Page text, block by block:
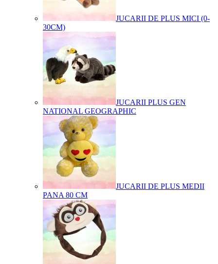
JUCARII DE PLUS MICI (0-
30CM)
JUCARII PLUS GEN
NATIONAL GEOGRAPHIC
JUCARII DE PLUS MEDII
PANA 80 CM